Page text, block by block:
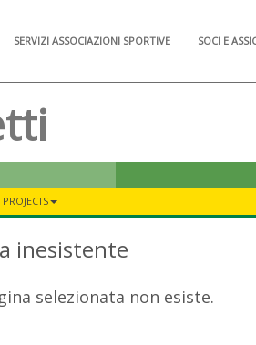
SERVIZI ASSOCIAZIONI SPORTIVE SOCI E
inesistente
selezionata non esiste.